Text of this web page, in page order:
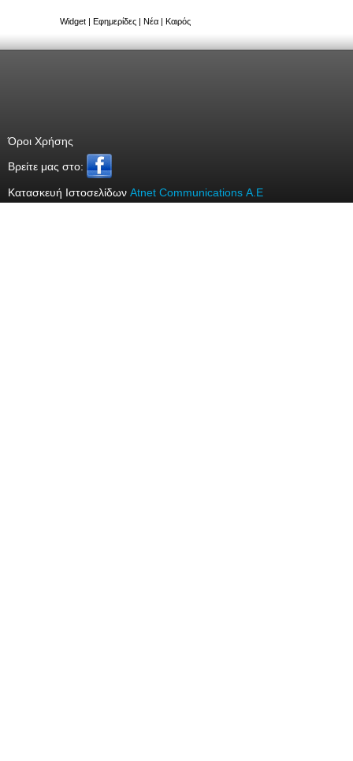
Widget| Εφημερίδες| Νέα | Καιρός
Όροι Χρήσης
Bρείτε μας στο:
Κατασκευή Ιστοσελίδων Atnet Communications Α.Ε